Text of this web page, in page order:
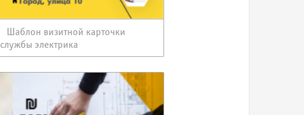
Шаблон визитной карточки
службы электрика